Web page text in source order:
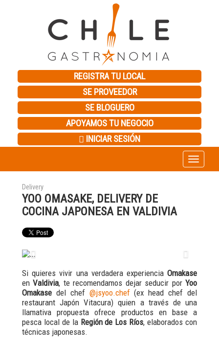
REGISTRA TU LOCAL
SE PROVEEDOR
SE BLOGUERO
APOYAMOS TU NEGOCIO
INICIAR SESIÓN
Toggle
navigation
Delivery
YOO OMASAKE, DELIVERY DE
COCINA JAPONESA EN VALDIVIA
Previous Next
Si quieres vivir una verdadera experiencia Omakase
enValdivia, te recomendamos dejar seducir porYoo
Omakase del chef @jsyoo.chef(ex head chef del
restaurant Japón Vitacura) quien a través de una
llamativa propuesta ofrece productos en base a
pesca local de la Región de Los Ríos, elaborados con
técnicas japonesas.